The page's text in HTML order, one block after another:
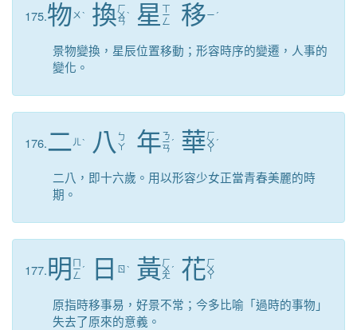
175.物 ㄨ ˋ 換ㄏ
ㄨ
ㄢ
ˋ 星 ㄒ
ㄧ
ㄥ 移ㄧ ˊ
景物變換，星辰位置移動；形容時序的變遷，人事的
變化。
176.二 ㄦ ˋ 八 ㄅ
ㄚ
年ㄋ
ㄧ
ㄢ
ˊ 華ㄏ
ㄨ
ㄚ
ˊ
二八，即十六歲。用以形容少女正當青春美麗的時
期。
177.明 ㄇ
ㄧ
ㄥ
ˊ 日 ㄖ ˋ 黃ㄏ
ㄨ
ㄤ
ˊ 花ㄏ
ㄨ
ㄚ
原指時移事易，好景不常；今多比喻「過時的事物」
失去了原來的意義。